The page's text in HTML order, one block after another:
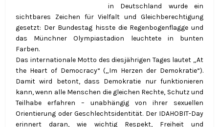
in Deutschland wurde ein
sichtbares Zeichen für Vielfalt und Gleichberechtigung
gesetzt: Der Bundestag hisste die Regenbogenflagge und
das Münchner Olympiastadion leuchtete in bunten
Farben.
Das internationale Motto des diesjährigen Tages lautet „At
the Heart of Democracy“ („Im Herzen der Demokratie“).
Damit wird betont, dass Demokratie nur funktionieren
kann, wenn alle Menschen die gleichen Rechte, Schutz und
Teilhabe erfahren – unabhängig von ihrer sexuellen
Orientierung oder Geschlechtsidentität. Der IDAHOBIT-Day
erinnert daran, wie wichtig Respekt, Freiheit und